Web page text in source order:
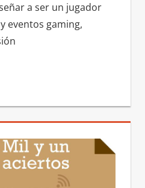
a ser un jugador
eventos gaming,